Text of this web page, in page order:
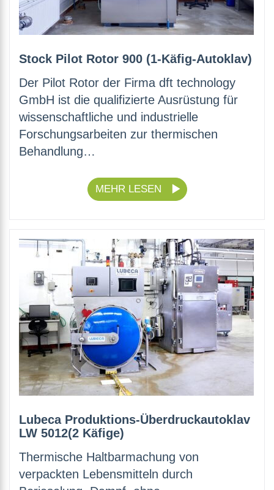
Stock Pilot Rotor 900 (1-Käfig-Autoklav)
Der Pilot Rotor der Firma dft technology
GmbH ist die qualifizierte Ausrüstung für
wissenschaftliche und industrielle
Forschungsarbeiten zur thermischen
Behandlung…
MEHR LESEN
Lubeca Produktions-Überdruckautoklav
LW 5012(2 Käfige)
Thermische Haltbarmachung von
verpackten Lebensmitteln durch